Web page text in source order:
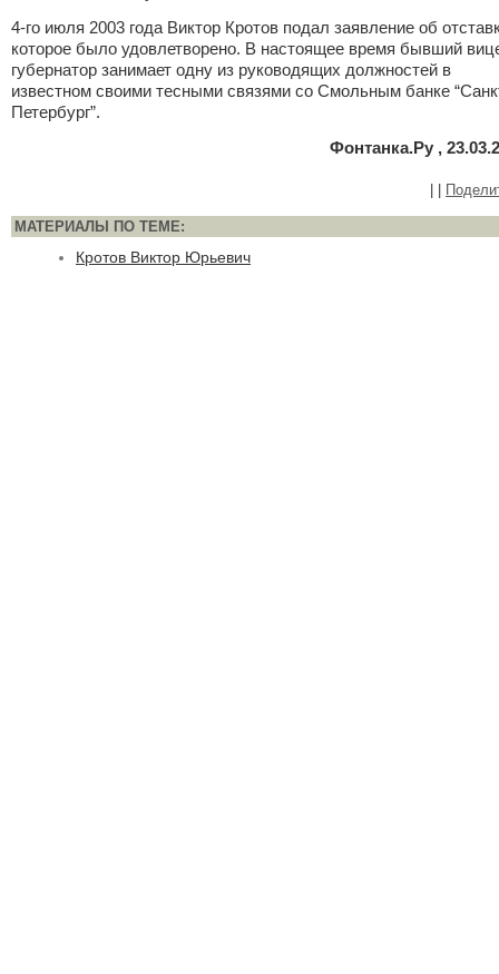
4-го июля 2003 года Виктор Кротов подал заявление об
которое было удовлетворено. В настоящее время бывший
губернатор занимает одну из руководящих должностей в
известном своими тесными связями со Смольным банке
Петербург”.
Фонтанка.Ру ,
МАТЕРИАЛЫ ПО ТЕМЕ:
Кротов Виктор Юрьевич